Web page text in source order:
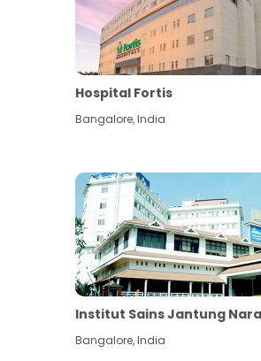
Hospital Fortis
Bangalore,India
Institut Sains Jantung
Bangalore,India